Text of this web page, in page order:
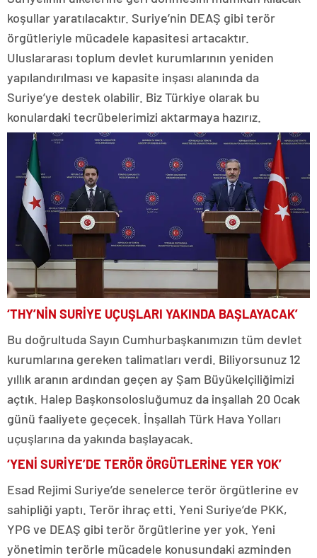
koşullar yaratılacaktır. Suriye’nin DEAŞ gibi terör
örgütleriyle mücadele kapasitesi artacaktır.
Uluslararası toplum devlet kurumlarının yeniden
yapılandırılması ve kapasite inşası alanında da
Suriye’ye destek olabilir. Biz Türkiye olarak bu
konulardaki tecrübelerimizi aktarmaya hazırız.
‘THY’NİN SURİYE UÇUŞLARI YAKINDA BAŞLAYACAK’
Bu doğrultuda Sayın Cumhurbaşkanımızın tüm devlet
kurumlarına gereken talimatları verdi. Biliyorsunuz 12
yıllık aranın ardından geçen ay Şam Büyükelçiliğimizi
açtık. Halep Başkonsolosluğumuz da inşallah 20 Ocak
günü faaliyete geçecek. İnşallah Türk Hava Yolları
uçuşlarına da yakında başlayacak.
‘YENİ SURİYE’DE TERÖR ÖRGÜTLERİNE YER YOK’
Esad Rejimi Suriye’de senelerce terör örgütlerine ev
sahipliği yaptı. Terör ihraç etti. Yeni Suriye’de PKK,
YPG ve DEAŞ gibi terör örgütlerine yer yok. Yeni
yönetimin terörle mücadele konusundaki azminden